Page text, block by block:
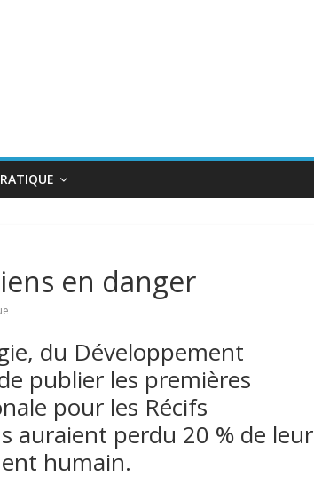
en danger
du Développement
publier les premières
pour les Récifs
auraient perdu 20 % de leur
humain.